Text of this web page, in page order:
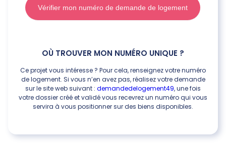
Vérifier mon numéro de demande de logement
OÙ TROUVER MON NUMÉRO UNIQUE ?
Ce projet vous intéresse ? Pour cela, renseignez votre numéro
de logement. Si vous n’en avez pas, réalisez votre demande
sur le site web suivant : demandedelogement49, une fois
votre dossier créé et validé vous recevrez un numéro qui vous
servira à vous positionner sur des biens disponibles.